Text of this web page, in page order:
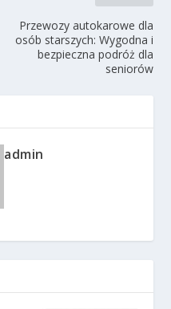
Przewozy autokarowe dla
osób starszych: Wygodna i
bezpieczna podróż dla
seniorów
admin